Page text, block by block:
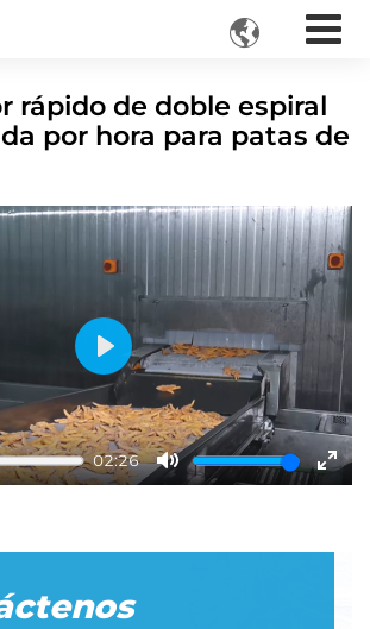

rápido de doble espiral
por hora para patas de
02:26
Mute
Play